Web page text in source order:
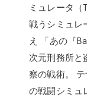
ミュレータ（
戦うシミュレ
え 「あの『
次元刑務所と
察の戦術。
の戦闘シミュ